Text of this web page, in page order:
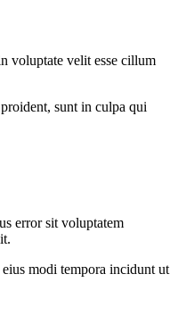
voluptate velit esse cillum
sunt in culpa qui
error sit voluptatem
modi tempora incidunt ut